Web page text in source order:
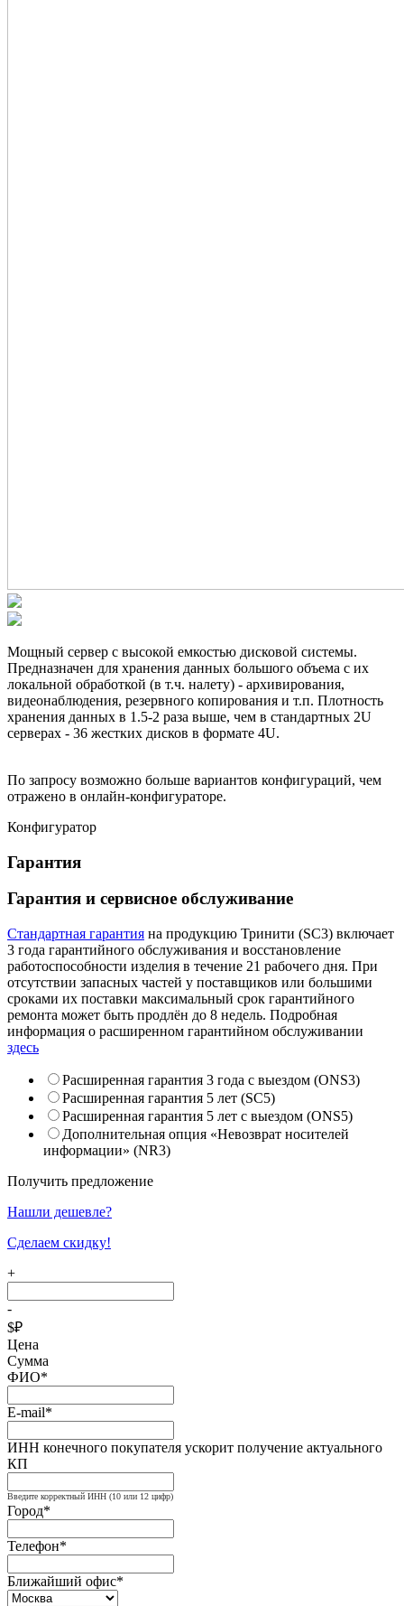
Мощный сервер с высокой емкостью дисковой системы.
Предназначен для хранения данных большого объема с их
локальной обработкой (в т.ч. налету) - архивирования,
видеонаблюдения, резервного копирования и т.п. Плотность
хранения данных в 1.5-2 раза выше, чем в стандартных 2U
серверах - 36 жестких дисков в формате 4U.
По запросу возможно больше вариантов конфигураций, чем
отражено в онлайн-конфигураторе.
Конфигуратор
Гарантия
Гарантия и сервисное обслуживание
Стандартная гарантия на продукцию Тринити (SC3) включает
3 года гарантийного обслуживания и восстановление
работоспособности изделия в течение 21 рабочего дня. При
отсутствии запасных частей у поставщиков или большими
сроками их поставки максимальный срок гарантийного
ремонта может быть продлён до 8 недель. Подробная
информация о расширенном гарантийном обслуживании
здесь
Расширенная гарантия 3 года с выездом (ONS3)
Расширенная гарантия 5 лет (SC5)
Расширенная гарантия 5 лет с выездом (ONS5)
Дополнительная опция «Невозврат носителей
информации» (NR3)
Получить предложение
Нашли дешевле?
Сделаем скидку!
+
-
$₽
Цена
Сумма
ФИО*
E-mail*
ИНН конечного покупателя ускорит получение актуального
КП
Введите корректный ИНН (10 или 12 цифр)
Город*
Телефон*
Ближайший офис*